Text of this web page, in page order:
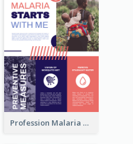
Profession Malaria Prevention Poster Design